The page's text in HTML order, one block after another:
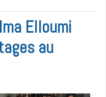
Elloumi
au